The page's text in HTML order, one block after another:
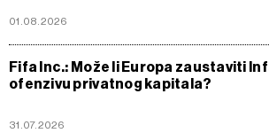
01.08.2026
Fifa Inc.: Može li Europa zaustaviti
ofenzivu privatnog kapitala?
31.07.2026